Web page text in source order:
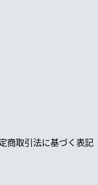
商取引法に基づく表記